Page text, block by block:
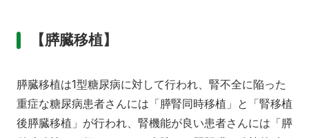
【膵臓移植】
膵臓移植は1型糖尿病に対して行われ、腎不全に陥った
重症な糖尿病患者さんには「膵腎同時移植」と「腎移植
後膵臓移植」が行われ、腎機能が良い患者さんには「膵